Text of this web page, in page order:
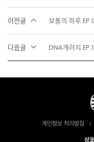
이전글 보통의 하루
다음글 DNA개러지 EP.1┃배달하다
개인정보 처리방침
상